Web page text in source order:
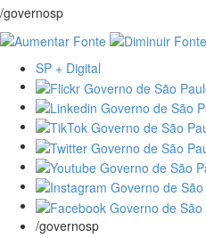
/governosp
SP + Digital
/governosp